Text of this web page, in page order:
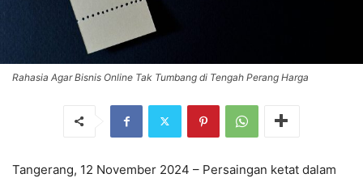
Rahasia Agar Bisnis Online Tak Tumbang di Tengah Perang Harga
Tangerang, 12 November 2024 – Persaingan ketat dalam